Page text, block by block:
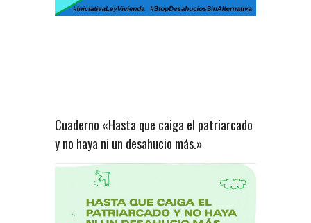
Cuaderno «Hasta que caiga el patriarcado
y no haya ni un desahucio más.»